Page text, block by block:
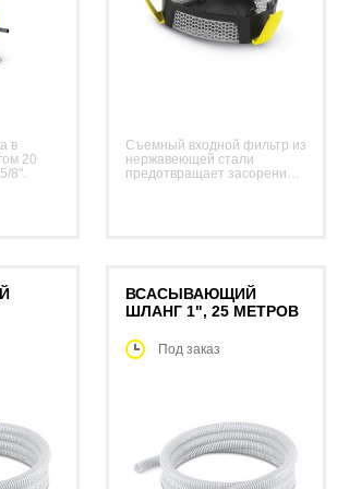
в
20
8".
Съемный входной фильтр из
нержавеющей стали
предотвращает засорение
ВСАСЫВАЮЩИЙ
ШЛАНГ 1", 25 МЕТРОВ
Под заказ